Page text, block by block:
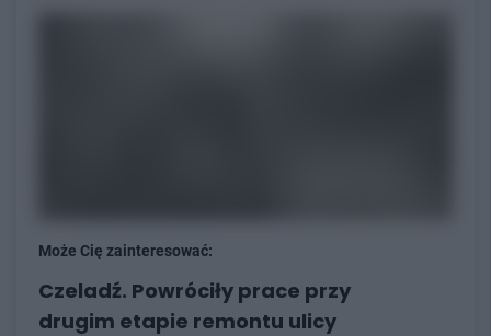
Może Cię zainteresować:
Czeladź. Powróciły prace przy
drugim etapie remontu ulicy